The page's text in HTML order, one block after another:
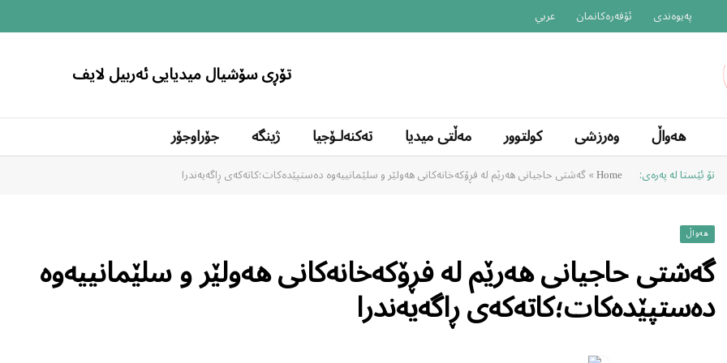
پەیوەندی ئۆفەرەکانمان عربي
تۆڕی سۆشیال میدیایی ئەربیل لایف
هەواڵ وەرزشی کولتوور مەڵتی میدیا تەکنەلۆجیا ژینگە جۆراوجۆر
تۆ ئێستا لە پەرەی: Home
»گەشتی حاجیانی هەرێم لە فڕۆکەخانەکانی هەولێر و سلێمانییەوە دەستپێدەکات؛کاتەکەی ڕاگەیەندرا
هەواڵ
گەشتی حاجیانی هەرێم لە فڕۆکەخانەکانی هەولێر و سلێمانییەوە
دەستپێدەکات؛کاتەکەی ڕاگەیەندرا